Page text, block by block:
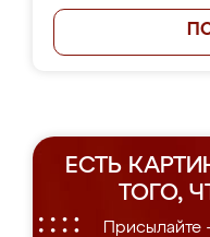
ЕСТЬ
ТОГО,